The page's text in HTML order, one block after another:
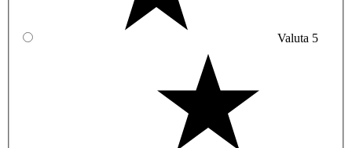
Valuta 5